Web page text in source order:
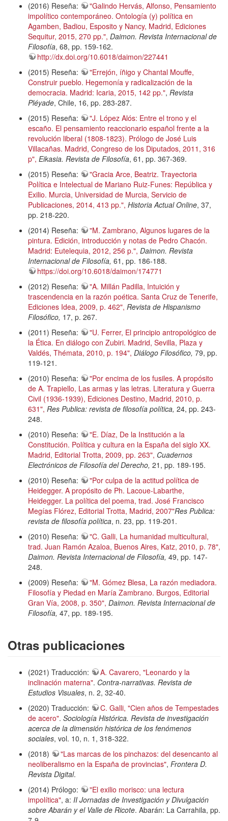
(2016) Reseña:
"Galindo Hervás, Alfonso, Pensamiento
impolítico contemporáneo. Ontología (y) política en
Agamben, Badiou, Esposito y Nancy, Madrid, Ediciones
Sequitur, 2015, 270 pp.", Daimon. Revista Internacional de
Filosofía, 68, pp. 159-162.
http://dx.doi.org/10.6018/daimon/227441
(2015) Reseña:
"Errejón, íñigo y Chantal Mouffe,
Construir pueblo. Hegemonía y radicalización de la
democracia. Madrid: Icaria, 2015, 142 pp.", Revista
Pléyade, Chile, 16, pp. 283-287.
(2015) Reseña:
"J. López Alós: Entre el trono y el
escaño. El pensamiento reaccionario español frente a la
revolución liberal (1808-1823). Prólogo de José Luis
Villacañas. Madrid, Congreso de los Diputados, 2011, 316
p", Eikasia. Revista de Filosofía, 61, pp. 367-369.
(2015) Reseña:
"Gracia Arce, Beatriz. Trayectoria
Política e Intelectual de Mariano Ruiz-Funes: República y
Exilio. Murcia, Universidad de Murcia, Servicio de
Publicaciones, 2014, 413 pp.", Historia Actual Online, 37,
pp. 218-220.
(2014) Reseña:
"M. Zambrano, Algunos lugares de la
pintura. Edición, introducción y notas de Pedro Chacón.
Madrid: Eutelequia, 2012, 256 p.", Daimon. Revista
Internacional de Filosofía, 61, pp. 186-188.
https://doi.org/10.6018/daimon/174771
(2012) Reseña:
"A. Millán Padilla, Intuición y
trascendencia en la razón poética. Santa Cruz de Tenerife,
Ediciones Idea, 2009, p. 462", Revista de Hispanismo
Filosófico, 17, p. 267.
(2011) Reseña:
"U. Ferrer, El principio antropológico de
la Ética. En diálogo con Zubiri. Madrid, Sevilla, Plaza y
Valdés, Thémata, 2010, p. 194", Diálogo Filosófico, 79, pp.
119-121.
(2010) Reseña:
"Por encima de los fusiles. A propósito
de A. Trapiello, Las armas y las letras. Literatura y Guerra
Civil (1936-1939), Ediciones Destino, Madrid, 2010, p.
631", Res Publica: revista de filosofía política, 24, pp. 243-
248.
(2010) Reseña:
"E. Díaz, De la Institución a la
Constitución. Política y cultura en la España del siglo XX.
Madrid, Editorial Trotta, 2009, pp. 263", Cuadernos
Electrónicos de Filosofía del Derecho, 21, pp. 189-195.
(2010) Reseña:
"Por culpa de la actitud política de
Heidegger. A propósito de Ph. Lacoue-Labarthe,
Heidegger. La política del poema, trad. José Francisco
Megías Flórez, Editorial Trotta, Madrid, 2007"Res Publica:
revista de filosofía política, n. 23, pp. 119-201.
(2010) Reseña:
"C. Galli, La humanidad multicultural,
trad. Juan Ramón Azaloa, Buenos Aires, Katz, 2010, p. 78",
Daimon. Revista Internacional de Filosofía, 49, pp. 147-
248.
(2009) Reseña:
"M. Gómez Blesa, La razón mediadora.
Filosofía y Piedad en María Zambrano. Burgos, Editorial
Gran Vía, 2008, p. 350", Daimon. Revista Internacional de
Filosofía, 47, pp. 189-195.
Otras publicaciones
(2021) Traducción:
A. Cavarero, "Leonardo y la
inclinación materna". Contra-narrativas. Revista de
Estudios Visuales, n. 2, 32-40.
(2020) Traducción:
C. Galli, "Cien años de Tempestades
de acero". Sociología Histórica. Revista de investigación
acerca de la dimensión histórica de los fenómenos
sociales, vol. 10, n. 1, 318-322.
(2018)
"Las marcas de los pinchazos: del desencanto al
neoliberalismo en la España de provincias", Frontera D.
Revista Digital.
(2014) Prólogo:
"El exilio morisco: una lectura
impolítica", a: II Jornadas de Investigación y Divulgación
sobre Abarán y el Valle de Ricote. Abarán: La Carrahila, pp.